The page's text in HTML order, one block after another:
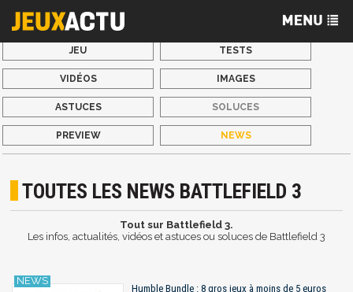
JEU TESTS
VIDÉOS IMAGES
ASTUCES SOLUCES
PREVIEW NEWS
TOUTES LES NEWS BATTLEFIELD 3
Tout sur Battlefield 3.
Les infos, actualités, vidéos et astuces ou soluces de Battlefield 3
Humble Bundle : 8 gros jeux à moins de 5 euros